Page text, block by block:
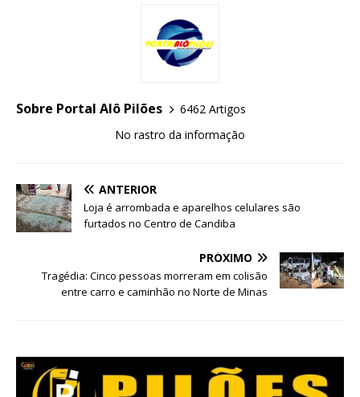
Sobre Portal Alô Pilões
6462 Artigos
No rastro da informação
ANTERIOR
Loja é arrombada e aparelhos celulares são
furtados no Centro de Candiba
PRÓXIMO
Tragédia: Cinco pessoas morreram em colisão
entre carro e caminhão no Norte de Minas